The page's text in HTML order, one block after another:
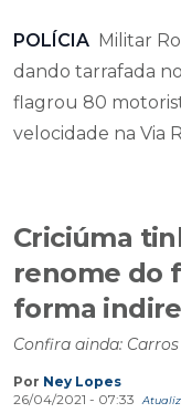
POLÍCIA Militar
dando tarrafada
flagrou 80
velocidade na Via
Criciúma
renome do
forma
Confira ainda:
Por Ney Lopes
26/04/2021 - 07:33